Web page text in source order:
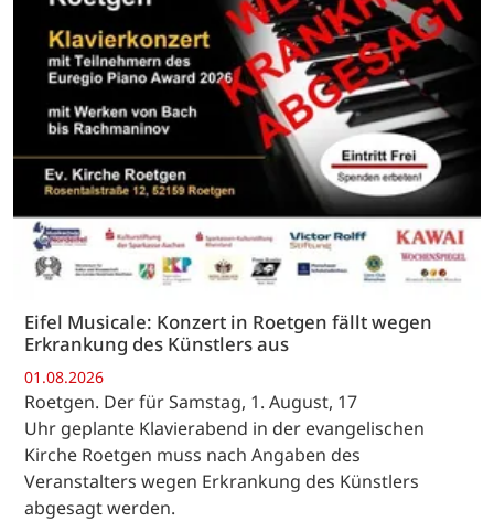
Eifel Musicale: Konzert in Roetgen fällt wegen
Erkrankung des Künstlers aus
01.08.2026
Roetgen. Der für Samstag, 1. August, 17
Uhr geplante Klavierabend in der evangelischen
Kirche Roetgen muss nach Angaben des
Veranstalters wegen Erkrankung des Künstlers
abgesagt werden.